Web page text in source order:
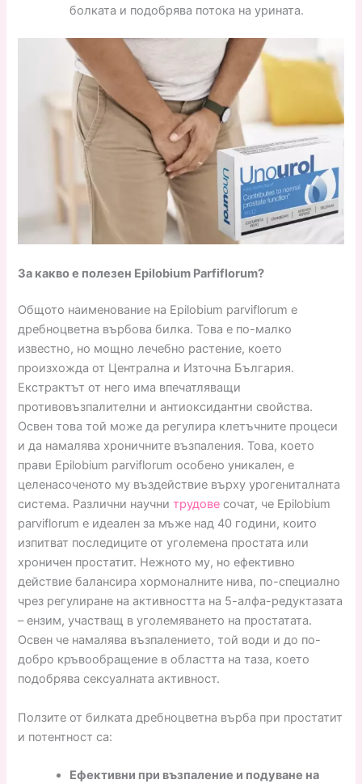
болката и подобрява потока на урината.
За какво е полезен Epilobium Parfiflorum?
Общото наименование на Epilobium parviflorum е
дребноцветна върбова билка. Това е по-малко
известно, но мощно лечебно растение, което
произхожда от Централна и Източна България.
Екстрактът от него има впечатляващи
противовъзпалителни и антиоксидантни свойства.
Освен това той може да регулира клетъчните процеси
и да намалява хроничните възпаления. Това, което
прави Epilobium parviflorum особено уникален, е
целенасоченото му въздействие върху урогениталната
система. Различни научнитрудове сочат, че Epilobium
parviflorum е идеален за мъже над 40 години, които
изпитват последиците от уголемена простата или
хроничен простатит. Нежното му, но ефективно
действие балансира хормоналните нива, по-специално
чрез регулиране на активността на 5-алфа-редуктазата
– ензим, участващ в уголемяването на простатата.
Освен че намалява възпалението, той води и до по-
добро кръвообращение в областта на таза, което
подобрява сексуалната активност.
Ползите от билката дребноцветна върба при простатит
и потентност са:
Ефективни при възпаление и подуване на